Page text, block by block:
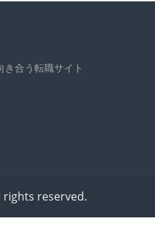
合う転職サイト
rights reserved.